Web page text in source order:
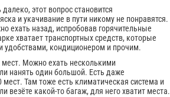
этот вопрос становится
и укачивание в пути никому не понравятся.
ехать назад, испробовав горячительные
хватает транспортных средств, которые
удобствами, кондиционером и прочим.
мест. Можно ехать несколькими
нанять один большой. Есть даже
мест. Там тоже есть климатическая система и
везёте какой-то багаж, для него хватит места.